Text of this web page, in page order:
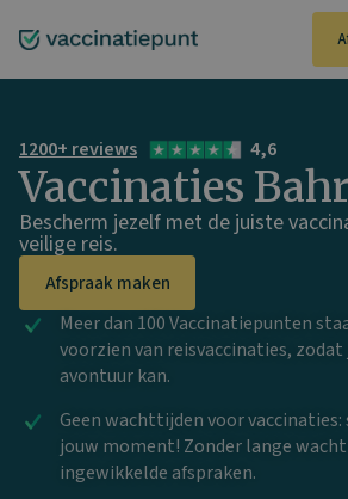
naar
1200+ reviews 4,6
Vaccinaties
Bescherm jezelf met de juiste
veilige reis.
Afspraak maken
Meer dan 100 Vaccinatiepunten
voorzien van reisvaccinaties,
avontuur kan.
Geen wachttijden voor
jouw moment! Zonder lange
ingewikkelde afspraken.